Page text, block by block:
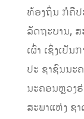
ທ້ອງຖິ່ນ ກໍຄືປ
ລັດຖະບານ,
ເຜົ່າ ເຊິ່ງເປັ
ປະ ຊາຊົນນະ
ນະຄອນຫຼວງ
ສະພາແຫ່ງ ຊ